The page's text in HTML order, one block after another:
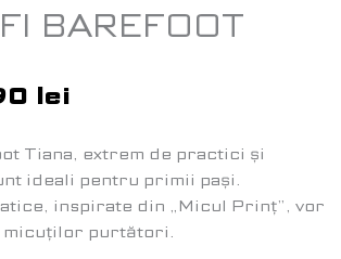
BAREFOOT
lei
Tiana, extrem de practici și
ideali pentru primii pași.
inspirate din „Micul Prinț”, vor
micuților purtători.